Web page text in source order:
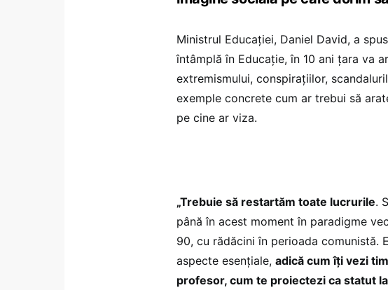
Ministrul Educației, Daniel David, a
întâmplă în Educație, în 10 ani țara va
extremismului, conspirațiilor,
exemple concrete cum ar trebui să
pe cine ar viza.
„Trebuie să restartăm toate lucrurile.
până în acest moment în paradigme
90, cu rădăcini în perioada comunistă.
aspecte esențiale, adică cum îți vezi
profesor, cum te proiectezi ca statut